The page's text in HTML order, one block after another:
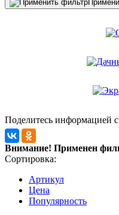
Поделитесь информацией
Внимание! Применен
Сортировка:
Артикул
Цена
Популярность